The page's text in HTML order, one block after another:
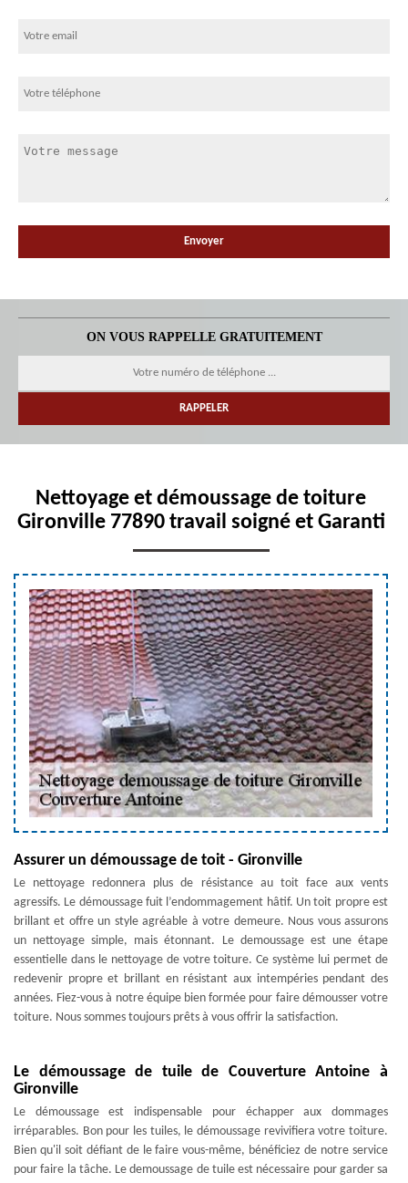
ON VOUS RAPPELLE GRATUITEMENT
Nettoyage et démoussage de toiture
Gironville 77890 travail soigné et Garanti
Assurer un démoussage de toit - Gironville
Le nettoyage redonnera plus de résistance au toit face aux vents
agressifs. Le démoussage fuit l’endommagement hâtif. Un toit propre est
brillant et offre un style agréable à votre demeure. Nous vous assurons
un nettoyage simple, mais étonnant. Le demoussage est une étape
essentielle dans le nettoyage de votre toiture. Ce système lui permet de
redevenir propre et brillant en résistant aux intempéries pendant des
années. Fiez-vous à notre équipe bien formée pour faire démousser votre
toiture. Nous sommes toujours prêts à vous offrir la satisfaction.
Le démoussage de tuile de Couverture Antoine à
Gironville
Le démoussage est indispensable pour échapper aux dommages
irréparables. Bon pour les tuiles, le démoussage revivifiera votre toiture.
Bien qu'il soit défiant de le faire vous-même, bénéficiez de notre service
pour faire la tâche. Le demoussage de tuile est nécessaire pour garder sa